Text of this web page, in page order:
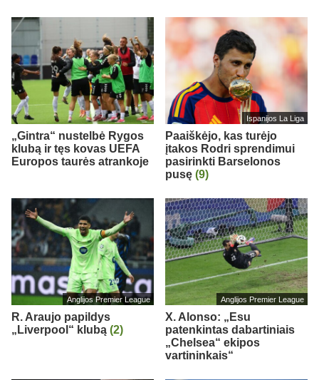
„Gintra“ nustelbė Rygos
klubą ir tęs kovas UEFA
Europos taurės atrankoje
Ispanijos La Liga
Paaiškėjo, kas turėjo
įtakos Rodri sprendimui
pasirinkti Barselonos
pusę (9)
Anglijos Premier League
R. Araujo papildys
„Liverpool“ klubą (2)
Anglijos Premier League
X. Alonso: „Esu
patenkintas dabartiniais
„Chelsea“ ekipos
vartininkais“